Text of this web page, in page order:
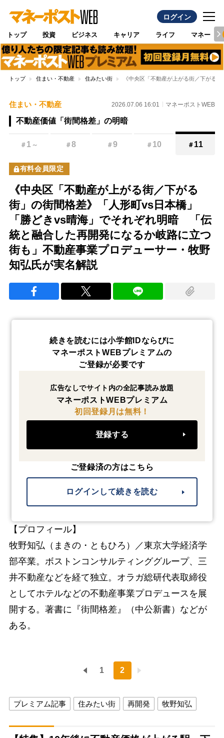
ログイン
トップ 投資 ビジネス キャリア ライフ マネー
トップ 住まい・不動産 住みたい街 《中央区「不動産が上がる街／下がる
住まい・不動産 2026.07.06 16:01 マネーポストWEB
不動産価値「街間格差」の明暗
＃ 1 ～ ＃8 ＃9 ＃ 10 ＃ 11
有料会員限定
《中央区「不動産が上がる街／下がる
街」の街間格差》「人形町vs日本橋」
「勝どきvs晴海」でそれぞれ明暗 「伝
統と融合した再開発になるか岐路に立つ
街も」不動産事業プロデューサー・牧野
知弘氏が実名解説
続きを読むには小学館IDならびに
マネーポストWEBプレミアムの
ご登録が必要です
広告なしでサイト内の全記事読み放題
マネーポストWEBプレミアム
初回登録月は無料！
登録する
ご登録済の方はこちら
ログインして続きを読む
【プロフィール】
牧野知弘（まきの・ともひろ）／東京大学経済学
部卒業。ボストンコンサルティンググループ、三
井不動産などを経て独立。オラガ総研代表取締役
としてホテルなどの不動産事業プロデュースを展
開する。著書に『街間格差』（中公新書）などが
ある。
1 2
プレミアム記事 住みたい街 再開発 牧野知弘